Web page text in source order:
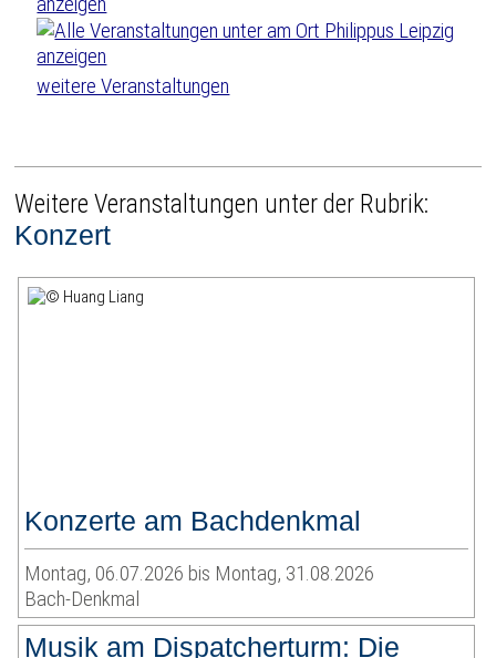
weitere Veranstaltungen
Weitere Veranstaltungen unter der Rubrik:
Konzert
Konzerte am Bachdenkmal
Montag, 06.07.2026 bis Montag, 31.08.2026
Bach-Denkmal
Musik am Dispatcherturm: Die